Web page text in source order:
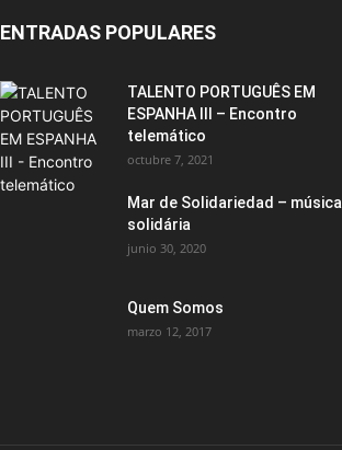
ENTRADAS POPULARES
TALENTO PORTUGUÊS EM
ESPANHA III – Encontro
telemático
octubre 7, 2021
Mar de Solidariedad – música
solidária
junio 30, 2020
Quem Somos
marzo 12, 2017